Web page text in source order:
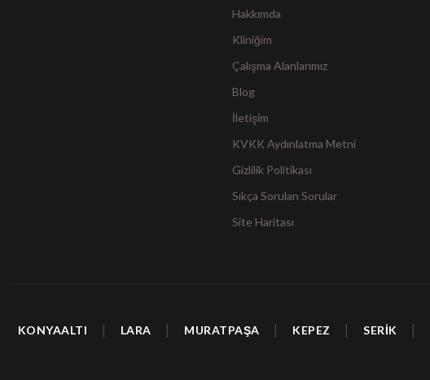
Hakkımda
Kliniğim
Çalışma Alanlarımız
Blog
İletişim
KVKK Aydınlatma Metni
Gizlilik Politikası
Sıkça Sorulan Sorular
Site Haritası
KONYAALTI LARA MURATPAŞA KEPEZ SERİK